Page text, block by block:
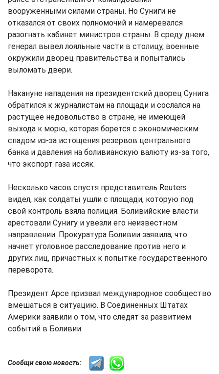
вооруженными силами страны. Но Суниги не
отказался от своих полномочий и намеревался
разогнать кабинет министров страны. В среду днем
генерал вывел лояльные части в столицу, военные
окружили дворец правительства и попытались
выломать двери.
Накануне нападения на президентский дворец Сунига
обратился к журналистам на площади и сослался на
растущее недовольство в стране, не имеющей
выхода к морю, которая борется с экономическим
спадом из-за истощения резервов центрального
банка и давления на боливианскую валюту из-за того,
что экспорт газа иссяк.
Несколько часов спустя представитель Reuters
видел, как солдаты ушли с площади, которую под
свой контроль взяла полиция. Боливийские власти
арестовали Сунигу и увезли его неизвестном
направлении. Прокуратура Боливии заявила, что
начнет уголовное расследование против него и
других лиц, причастных к попытке государственного
переворота.
Президент Арсе призвал международное сообщество
вмешаться в ситуацию. В Соединенных Штатах
Америки заявили о том, что следят за развитием
событий в Боливии.
Сообщи свою новость: